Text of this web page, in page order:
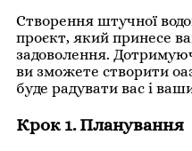
Створення штучної
проєкт, який принесе
задоволення.
ви зможете створити
буде радувати вас і
Крок 1. Планування